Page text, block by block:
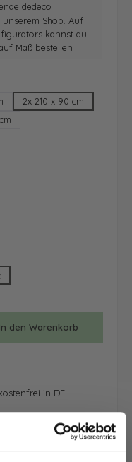
dedeco
Shop. Auf
kannst du
Maß bestellen
2x 210 x 90 cm
verfügbar.)
In den Warenkorb
in DE